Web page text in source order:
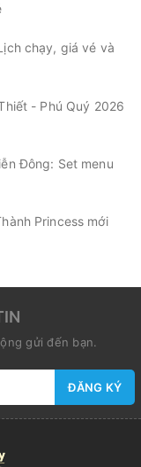
chạy, giá vé và
- Phú Quý 2026
Đông: Set menu
Princess mới
gửi đến bạn.
ĐĂNG KÝ